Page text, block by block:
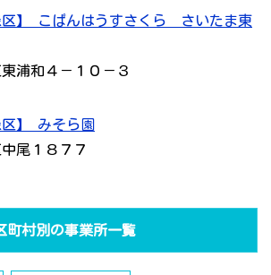
区】 こぱんはうすさくら さいたま東
浦和４－１０－３
区】 みそら園
尾１８７７
町村別の事業所一覧